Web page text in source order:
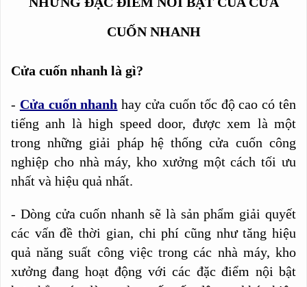
CUỐN NHANH
Cửa cuốn nhanh là gì?
- Cửa cuốn nhanh hay cửa cuốn tốc độ cao có tên
tiếng anh là high speed door, được xem là một
trong những giải pháp hệ thống cửa cuốn công
nghiệp cho nhà máy, kho xưởng một cách tối ưu
nhất và hiệu quả nhất.
- Dòng cửa cuốn nhanh sẽ là sản phẩm giải quyết
các vấn đề thời gian, chi phí cũng như tăng hiệu
quả năng suất công việc trong các nhà máy, kho
xưởng đang hoạt động với các đặc điểm nội bật